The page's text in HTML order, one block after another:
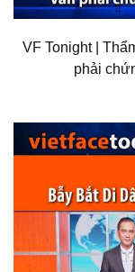
VF Tonight |
phải